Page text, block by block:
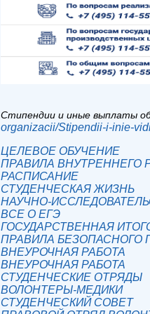
Стипендии и иные выплаты
organizacii/Stipendii-i-inie-
ЦЕЛЕВОЕ ОБУЧЕНИЕ
ПРАВИЛА ВНУТРЕННЕГО
РАСПИСАНИЕ
СТУДЕНЧЕСКАЯ ЖИЗНЬ
НАУЧНО-
ВСЕ О ЕГЭ
ГОСУДАРСТВЕННАЯ
ПРАВИЛА БЕЗОПАСНОГО
ВНЕУРОЧНАЯ РАБОТА
ВНЕУРОЧНАЯ РАБОТА
СТУДЕНЧЕСКИЕ ОТРЯДЫ
ВОЛОНТЕРЫ-МЕДИКИ
СТУДЕНЧЕСКИЙ СОВЕТ